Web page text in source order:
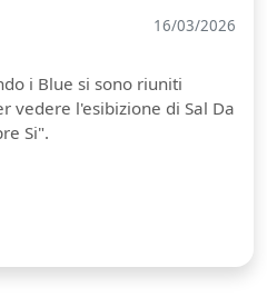
16/03/2026
i Blue si sono riuniti
vedere l'esibizione di Sal Da
Si".